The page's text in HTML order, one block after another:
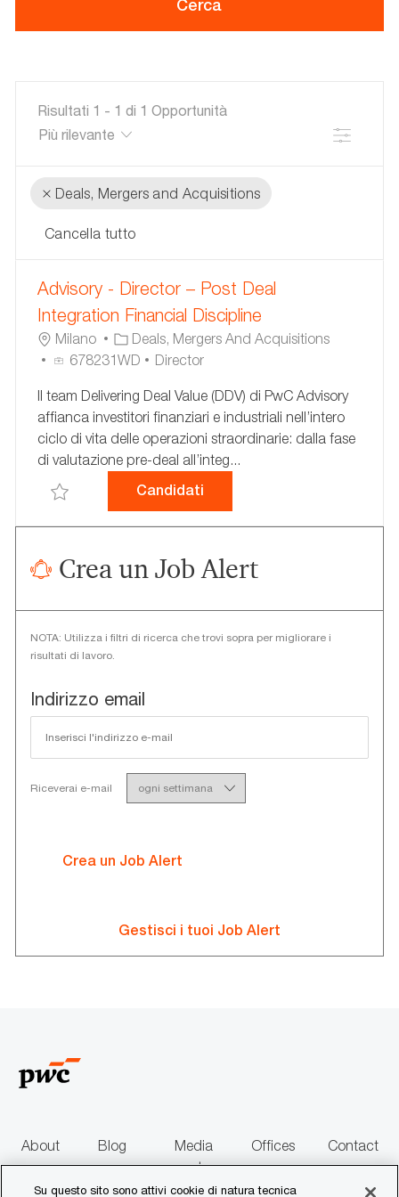
Cerca
Risultati 1 - 1 di 1 Opportunità
Filtro
Deals, Mergers and Acquisitions
Cancella tutto
results
updated
result
found
Advisory - Director – Post Deal
Integration Financial Discipline
U
B
C
A
Z
I
E
Milano
C
A
E
G
O
R
A
Deals, Mergers And Acquisitions
A
N
N
U
N
I
678231WD Director
Il team Delivering Deal Value (DDV) di PwC Advisory
affianca investitori finanziari e industriali nell’intero
ciclo di vita delle operazioni straordinarie: dalla fase
di valutazione pre-deal all’integ...
Salva Advisory - Director – Post Deal Integration
CandidatiAdvisory - Director – Post
Crea un Job Alert
NOTA: Utilizza i filtri di ricerca che trovi sopra per migliorare i
risultati di lavoro.
Indirizzo emailRequired
Riceverai e-mailRequired
Crea un Job Alert
Gestisci i tuoi Job Alert
About
us
Blog
Media
centre
Offices
Contact
us
Su questo sito sono attivi cookie di natura tecnica